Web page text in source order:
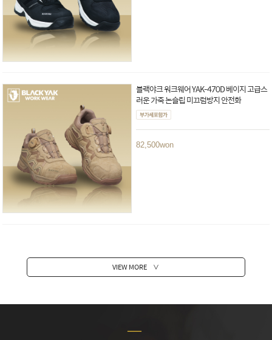
블랙야크 워크웨어 YAK-470D 베이지 고급스
러운 가죽 논슬립 미끄럼방지 안전화
82,500won
VIEW MORE ∨